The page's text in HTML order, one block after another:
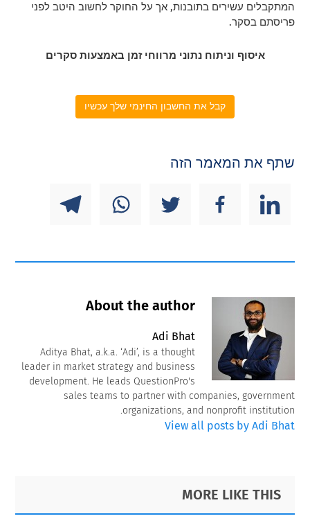
המתקבלים עשירים בתובנות, אך על החוקר לחשוב היטב לפני
פריסתם בסקר.
איסוף וניתוח נתוני מרווחי זמן באמצעות סקרים
קבל את החשבון החינמי שלך עכשיו
שתף את המאמר הזה
About the author
Adi Bhat
Aditya Bhat, a.k.a. ‘Adi’, is a thought
leader in market strategy and business
development. He leads QuestionPro's
sales teams to partner with companies, government
organizations, and nonprofit institution.
View all posts by Adi Bhat
Primary
Sidebar
Footer
MORE LIKE THIS